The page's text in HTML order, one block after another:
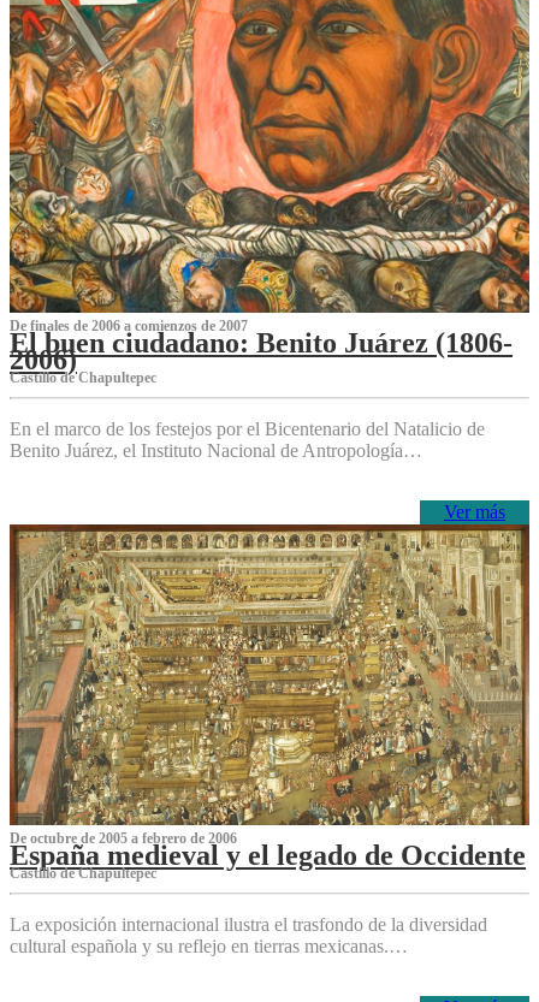
De finales de 2006 a comienzos de 2007
El buen ciudadano: Benito Juárez (1806-
2006)
Castillo de Chapultepec
En el marco de los festejos por el Bicentenario del Natalicio de
Benito Juárez, el Instituto Nacional de Antropología…
Ver más
De octubre de 2005 a febrero de 2006
España medieval y el legado de Occidente
Castillo de Chapultepec
La exposición internacional ilustra el trasfondo de la diversidad
cultural española y su reflejo en tierras mexicanas.…